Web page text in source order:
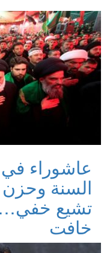
عاشوراء
السنة
تشيع
خافت